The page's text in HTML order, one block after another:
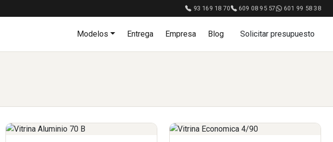
93 169 18 70 609 08 95 57 601 99 58 38
Modelos Entrega Empresa Blog Solicitar presupuesto